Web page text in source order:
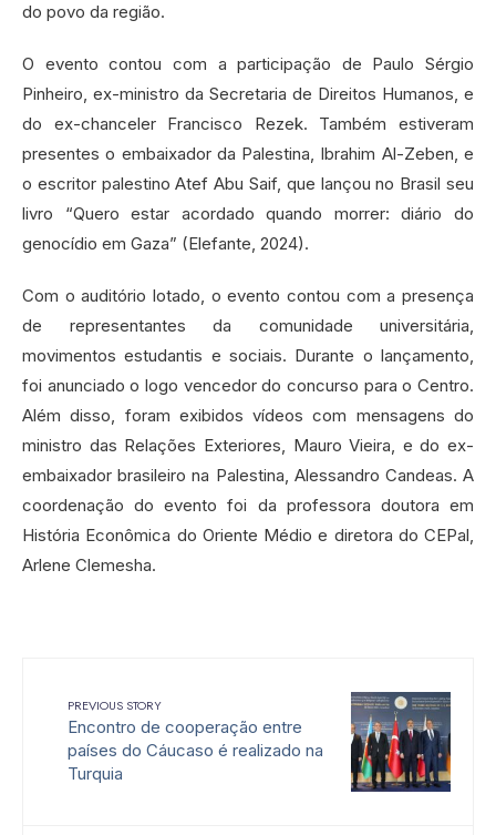
do povo da região.
O evento contou com a participação de Paulo Sérgio
Pinheiro, ex-ministro da Secretaria de Direitos Humanos, e
do ex-chanceler Francisco Rezek. Também estiveram
presentes o embaixador da Palestina, Ibrahim Al-Zeben, e
o escritor palestino Atef Abu Saif, que lançou no Brasil seu
livro “Quero estar acordado quando morrer: diário do
genocídio em Gaza” (Elefante, 2024).
Com o auditório lotado, o evento contou com a presença
de representantes da comunidade universitária,
movimentos estudantis e sociais. Durante o lançamento,
foi anunciado o logo vencedor do concurso para o Centro.
Além disso, foram exibidos vídeos com mensagens do
ministro das Relações Exteriores, Mauro Vieira, e do ex-
embaixador brasileiro na Palestina, Alessandro Candeas. A
coordenação do evento foi da professora doutora em
História Econômica do Oriente Médio e diretora do CEPal,
Arlene Clemesha.
PREVIOUS STORY
Encontro de cooperação entre
países do Cáucaso é realizado na
Turquia